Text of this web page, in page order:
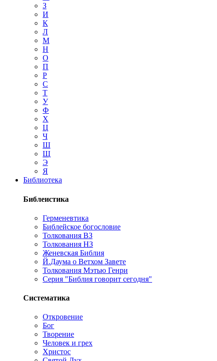
З
И
К
Л
М
Н
О
П
Р
С
Т
У
Ф
Х
Ц
Ч
Ш
Щ
Э
Я
Библиотека
Библеистика
Герменевтика
Библейское богословие
Толкования ВЗ
Толкования НЗ
Женевская Библия
Й.Даума о Ветхом Завете
Толкования Мэтью Генри
Серия "Библия говорит сегодня"
Систематика
Откровение
Бог
Творение
Человек и грех
Христос